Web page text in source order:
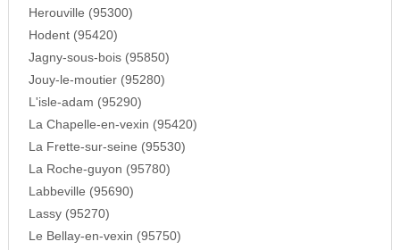
Herouville (95300)
Hodent (95420)
Jagny-sous-bois (95850)
Jouy-le-moutier (95280)
L'isle-adam (95290)
La Chapelle-en-vexin (95420)
La Frette-sur-seine (95530)
La Roche-guyon (95780)
Labbeville (95690)
Lassy (95270)
Le Bellay-en-vexin (95750)